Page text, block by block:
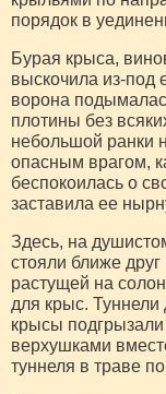
порядок в
Бурая крыса,
выскочила из-под
ворона
плотины без
небольшой ранки
опасным врагом,
беспокоилась о
заставила ее
Здесь, на
стояли ближе друг
растущей на
для крыс. Туннели
крысы
верхушками
туннеля в траве